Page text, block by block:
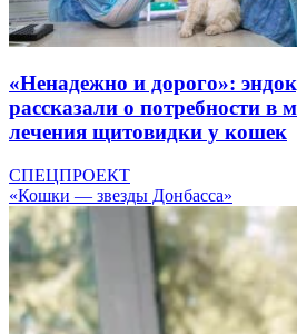
«Ненадежно и дорого»:
рассказали о потребности в
лечения щитовидки у кошек
СПЕЦПРОЕКТ
«Кошки — звезды Донбасса»